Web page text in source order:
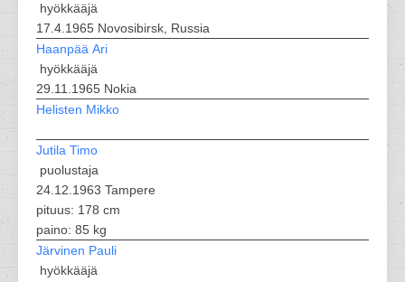
hyökkääjä
17.4.1965 Novosibirsk, Russia
Haanpää Ari
hyökkääjä
29.11.1965 Nokia
Helisten Mikko
Jutila Timo
puolustaja
24.12.1963 Tampere
pituus: 178 cm
paino: 85 kg
Järvinen Pauli
hyökkääjä